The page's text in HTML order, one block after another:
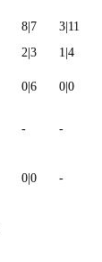
8|7 3|11
2|3 1|4
0|6 0|0
- -
0|0 -